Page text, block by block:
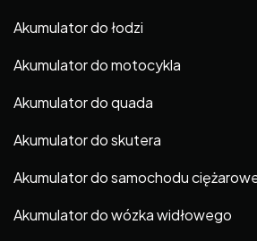
Akumulator do łodzi
Akumulator do motocykla
Akumulator do quada
Akumulator do skutera
Akumulator do samochodu
Akumulator do wózka widłowego